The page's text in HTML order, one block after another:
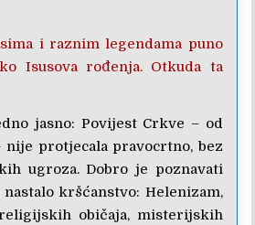
i raznim legendama puno
Isusova rođenja. Otkuda ta
jasno: Povijest Crkve – od
nije protjecala pravocrtno, bez
ugroza. Dobro je poznavati
kršćanstvo: Helenizam,
običaja, misterijskih